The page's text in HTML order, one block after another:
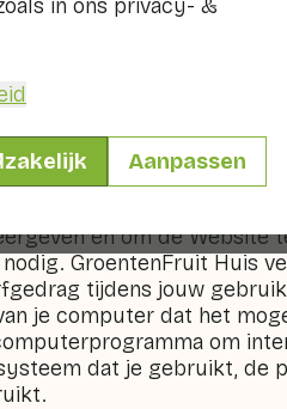
in ons privacy- &
Aanpassen
van GroentenFruit
Huis?
Huis is een vereniging
aan de Louis Pasteurlaan
verzamelt en
Veggipedia optimaal
en om de Website
GroentenFruit Huis
tijdens jouw
je computer dat het
om
dat je gebruikt, de